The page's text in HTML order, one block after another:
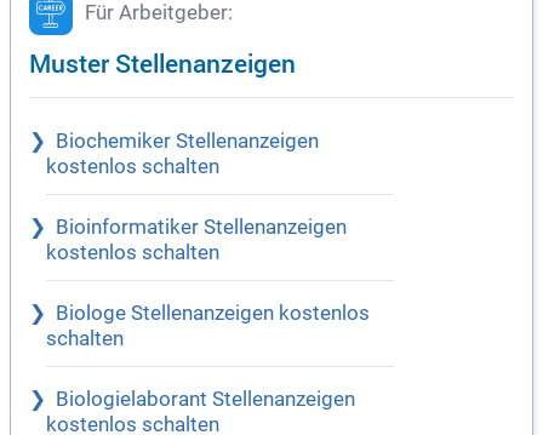
Für Arbeitgeber:
Muster Stellenanzeigen
Biochemiker Stellenanzeigen
kostenlos schalten
Bioinformatiker Stellenanzeigen
kostenlos schalten
Biologe Stellenanzeigen kostenlos
schalten
Biologielaborant Stellenanzeigen
kostenlos schalten